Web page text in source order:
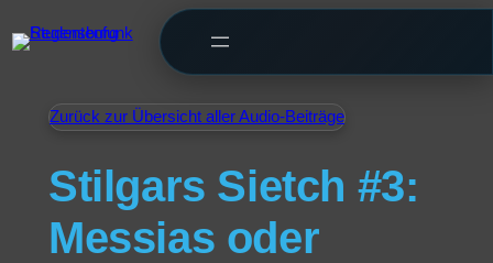
Zurück zur Übersicht aller Audio-Beiträge
Stilgars Sietch #3:
Messias oder